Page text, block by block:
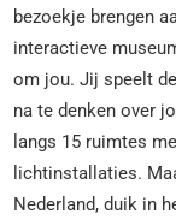
bezoekje brengen
interactieve
om jou. Jij speelt
na te denken over
langs 15 ruimtes
lichtinstallaties.
Nederland, duik in